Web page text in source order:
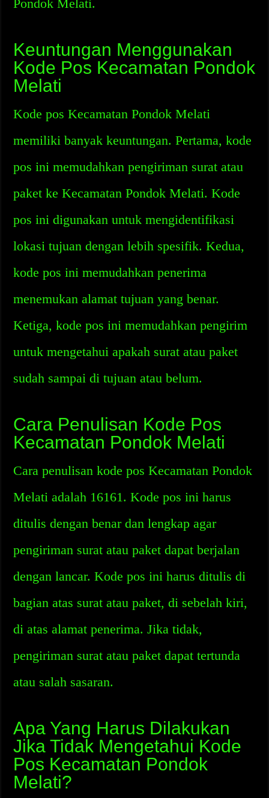
Pondok Melati.
Keuntungan Menggunakan
Kode Pos Kecamatan Pondok
Melati
Kode pos Kecamatan Pondok Melati
memiliki banyak keuntungan. Pertama, kode
pos ini memudahkan pengiriman surat atau
paket ke Kecamatan Pondok Melati. Kode
pos ini digunakan untuk mengidentifikasi
lokasi tujuan dengan lebih spesifik. Kedua,
kode pos ini memudahkan penerima
menemukan alamat tujuan yang benar.
Ketiga, kode pos ini memudahkan pengirim
untuk mengetahui apakah surat atau paket
sudah sampai di tujuan atau belum.
Cara Penulisan Kode Pos
Kecamatan Pondok Melati
Cara penulisan kode pos Kecamatan Pondok
Melati adalah 16161. Kode pos ini harus
ditulis dengan benar dan lengkap agar
pengiriman surat atau paket dapat berjalan
dengan lancar. Kode pos ini harus ditulis di
bagian atas surat atau paket, di sebelah kiri,
di atas alamat penerima. Jika tidak,
pengiriman surat atau paket dapat tertunda
atau salah sasaran.
Apa Yang Harus Dilakukan
Jika Tidak Mengetahui Kode
Pos Kecamatan Pondok
Melati?